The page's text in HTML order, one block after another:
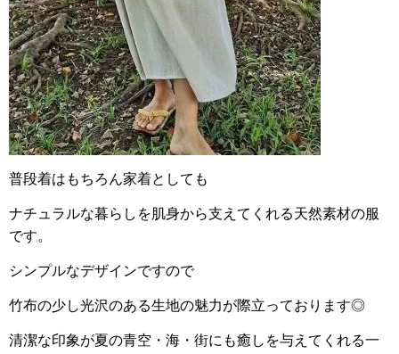
普段着はもちろん家着としても
ナチュラルな暮らしを肌身から支えてくれる天然素材の服
です。
シンプルなデザインですので
竹布の少し光沢のある生地の魅力が際立っております◎
清潔な印象が夏の青空・海・街にも癒しを与えてくれる一